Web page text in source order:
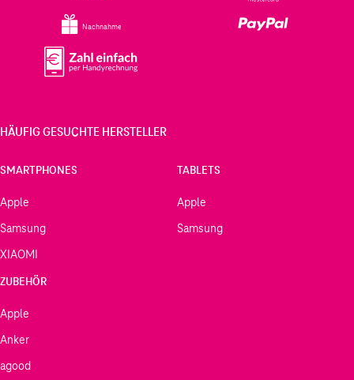
Nachnahme
HÄUFIG GESUCHTE HERSTELLER
SMARTPHONES
Apple
Samsung
XIAOMI
TABLETS
Apple
Samsung
ZUBEHÖR
Apple
Anker
agood